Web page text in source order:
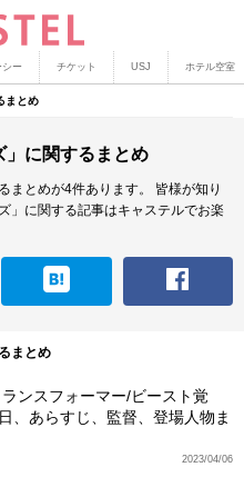
シー チケット USJ ホテル空室
まとめ
」に関するまとめ
まとめが4件あります。
皆様が知り
」に関する記事はキャステルでお楽
まとめ
ランスフォーマー/ビースト覚
、あらすじ、監督、登場人物ま
2023/04/06